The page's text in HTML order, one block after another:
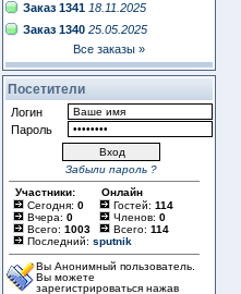
Заказ 1341 18.11.2025
Заказ 1340 25.05.2025
Все заказы »
Посетители
Логин
Пароль
Забыли пароль ?
Участники:
Сегодня: 0
Вчера: 0
Всего: 1003
Онлайн
Гостей: 114
Членов: 0
Всего: 114
Последний: sputnik
Вы Анонимный пользователь.
Вы можете
зарегистрироваться нажав